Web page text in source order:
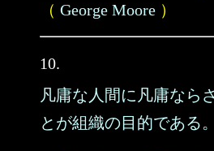
（ George Moore ）
10.
凡庸な人間に凡庸なら
とが組織の目的である。